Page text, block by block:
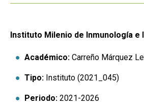
Instituto Milenio de Inmunología e
Académico: Carreño Márquez
Tipo: Instituto (2021_045)
Periodo: 2021-2026